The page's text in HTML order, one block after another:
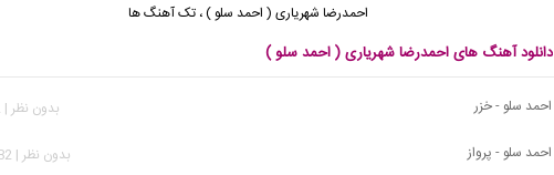
احمدرضا شهریاری ( احمد سلو ) ،تک آهنگ ها
دانلود آهنگ های احمدرضا شهریاری ( احمد سلو )
احمد سلو - خزر
بدون نظر | 482 بازدید
احمد سلو - پرواز
بدون نظر | 1,082 بازدید